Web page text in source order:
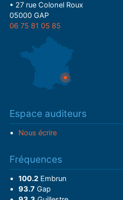
• 27 rue Colonel Roux
05000 GAP
06 75 81 05 85
Espace auditeurs
Nous écrire
Fréquences
100.2Embrun
93.7 Gap